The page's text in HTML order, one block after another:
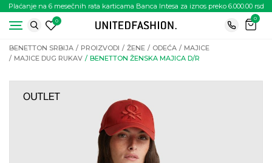
Plaćanje na 6 mesečnih rata karticama Banca Intesa za iznos preko 6.000.00 rsd
0
0
BENETTON SRBIJA PROIZVODI ŽENE ODEĆA
MAJICE
MAJICE DUG RUKAV
BENETTON ŽENSKA MAJICA D/R